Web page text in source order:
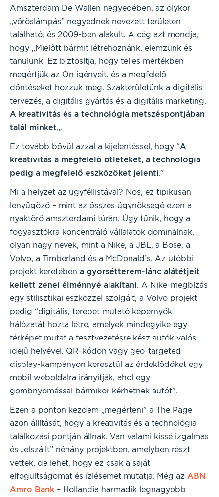
Amszterdam De Wallen negyedében, az olykor
„vöröslámpás” negyednek nevezett területen
található, és 2009-ben alakult. A cég azt mondja,
hogy „Mielőtt bármit létrehoznánk, elemzünk és
tanulunk. Ez biztosítja, hogy teljes mértékben
megértjük az Ön igényeit, és a megfelelő
döntéseket hozzuk meg. Szakterületünk a digitális
tervezés, a digitális gyártás és a digitális marketing.
A kreativitás és a technológia metszéspontjában
talál minket„.
Ez tovább bővül azzal a kijelentéssel, hogy “A
kreativitás a megfelelő ötleteket, a technológia
pedig a megfelelő eszközöket jelenti.”
Mi a helyzet az ügyféllistával? Nos, ez tipikusan
lenyűgöző – mint az összes ügynökségé ezen a
nyaktörő amszterdami túrán. Úgy tűnik, hogy a
fogyasztókra koncentráló vállalatok dominálnak,
olyan nagy nevek, mint a Nike, a JBL, a Bose, a
Volvo, a Timberland és a McDonald’s. Az utóbbi
projekt keretében a gyorsétterem-lánc alátétjeit
kellett zenei élménnyé alakítani. A Nike-megbízás
egy stilisztikai eszközzel szolgált, a Volvo projekt
pedig “digitális, terepet mutató képernyők
hálózatát hozta létre, amelyek mindegyike egy
térképet mutat a tesztvezetésre kész autók valós
idejű helyével. QR-kódon vagy geo-targeted
display-kampányon keresztül az érdeklődőket egy
mobil weboldalra irányítják, ahol egy
gombnyomással bármikor kérhetnek autót”.
Ezen a ponton kezdem „megérteni” a The Page
azon állítását, hogy a kreativitás és a technológia
találkozási pontján állnak. Van valami kissé izgalmas
és „elszállt” néhány projektben, amelyben részt
vettek, de lehet, hogy ez csak a saját
elfogultságomat és ízlésemet mutatja. Még az ABN
Amro Bank – Hollandia harmadik legnagyobb